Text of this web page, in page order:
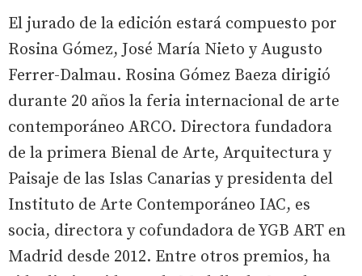
El jurado de la edición estará compuesto por
Rosina Gómez, José María Nieto y Augusto
Ferrer-Dalmau. Rosina Gómez Baeza dirigió
durante 20 años la feria internacional de arte
contemporáneo ARCO. Directora fundadora
de la primera Bienal de Arte, Arquitectura y
Paisaje de las Islas Canarias y presidenta del
Instituto de Arte Contemporáneo IAC, es
socia, directora y cofundadora de YGB ART en
Madrid desde 2012. Entre otros premios, ha